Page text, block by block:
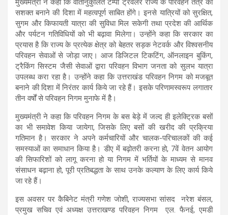
मुख्यमंत्री ने कहा कि वातानुकुलित टैम्पो ट्रैवलर राज्य के परिवहन तंत्र को
सशक्त बनाने की दिशा में महत्वपूर्ण साबित होंगे। इनसे यात्रियों को सुरक्षित,
सुगम और किफायती यात्रा की सुविधा मिल सकेगी तथा प्रदेश की आर्थिक
और पर्यटन गतिविधियों को भी बढ़ावा मिलेगा। उन्होंने कहा कि सरकार का
प्रयास है कि राज्य के प्रत्येक क्षेत्र को बेहतर सड़क नेटवर्क और विश्वसनीय
परिवहन सेवाओं से जोड़ा जाए। आज डिजिटल टिकटिंग, ऑनलाइन बुकिंग,
ट्रैकिंग सिस्टम जैसी सेवाओं द्वारा परिवहन विभाग जनता को सुलभ यात्रा
उपलब्ध करा रहा है। उन्होंने कहा कि उत्तराखंड परिवहन निगम को मजबूत
बनाने की दिशा में निरंतर कार्य किये जा रहे हैं। इसके परिणामस्वरूप लगातार
तीन वर्षों से परिवहन निगम मुनाफे में हैै।
मुख्यमंत्री ने कहा कि परिवहन निगम के बस बेड़े में जल्द ही इलेक्ट्रिक बसों
का भी समावेश किया जायेगा, जिसके लिए बसों की खरीद की प्रक्रिया
गतिमान है। सरकार ने अपने कर्मचारियों और चालक-परिचालकों की कई
समस्याओं का समाधान किया है। डीए में बढ़ोतरी करना हो, 7वें वेतन आयोग
की सिफारिशों को लागू करना हो या निगम में भर्तियों के माध्यम से मानव
संसाधन बढ़ाना हो, पूरी प्रतिबद्धता के साथ उनके कल्याण के लिए कार्य किये
जा रहे हैं।
इस अवसर पर कैबिनेट मंत्री गणेश जोशी, राज्यसभा सांसद नरेश बंसल,
प्रमुख सचिव एवं अध्यक्ष उत्तराखण्ड परिवहन निगम एल. फैनई, एमडी